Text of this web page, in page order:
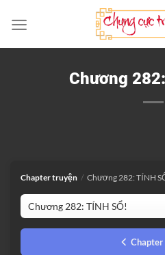
qua
nội
Chương
Chapter truyện / Chương 282: TÍNH